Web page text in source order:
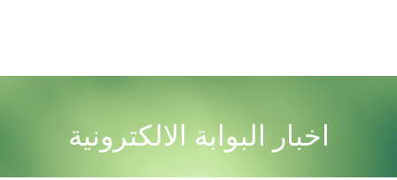
اخبار البوابة الالكترونية